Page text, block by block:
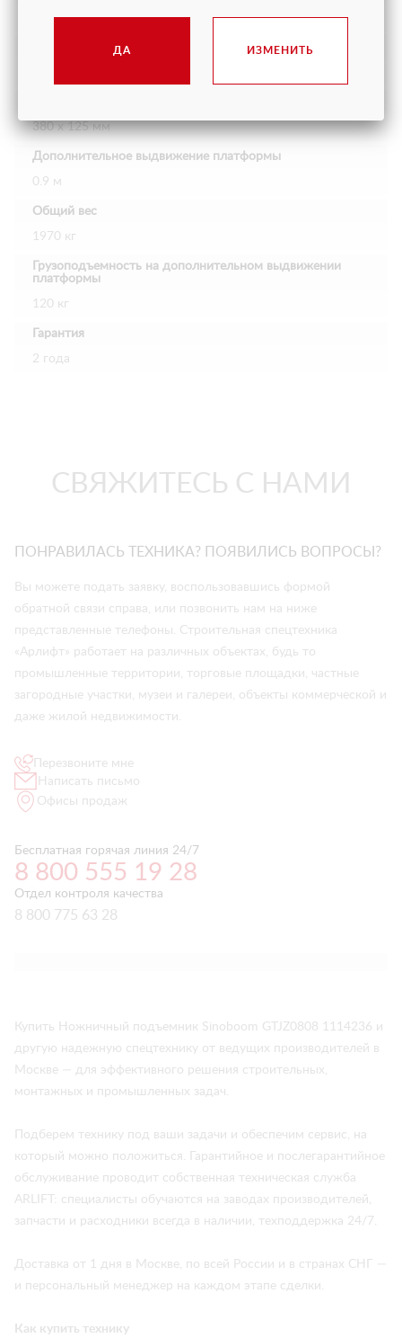
250 кг
Преодолеваемый подъем
380 х 125 мм
Дополнительное выдвижение платформы
0.9 м
Общий вес
1970 кг
Грузоподъемность на дополнительном выдвижении
платформы
120 кг
Гарантия
2 года
СВЯЖИТЕСЬ С НАМИ
ПОНРАВИЛАСЬ ТЕХНИКА? ПОЯВИЛИСЬ ВОПРОСЫ?
Вы можете подать заявку, воспользовавшись формой
обратной связи справа, или позвонить нам на ниже
представленные телефоны. Строительная спецтехника
«Арлифт» работает на различных объектах, будь то
промышленные территории, торговые площадки, частные
загородные участки, музеи и галереи, объекты коммерческой и
даже жилой недвижимости.
Перезвоните мне
Написать письмо
Офисы продаж
Бесплатная горячая линия 24/7
8 800 555 19 28
Отдел контроля качества
8 800 775 63 28
Купить Ножничный подъемник Sinoboom GTJZ0808 1114236 и
другую надежную спецтехнику от ведущих производителей в
Москве — для эффективного решения строительных,
монтажных и промышленных задач.
Подберем технику под ваши задачи и обеспечим сервис, на
который можно положиться. Гарантийное и послегарантийное
обслуживание проводит собственная техническая служба
ARLIFT: специалисты обучаются на заводах производителей,
запчасти и расходники всегда в наличии, техподдержка 24/7.
Доставка от 1 дня в Москве, по всей России и в странах СНГ —
и персональный менеджер на каждом этапе сделки.
Как купить технику
ДА ИЗМЕНИТЬ